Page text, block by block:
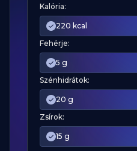
Kalória:
220 kcal
Fehérje:
5 g
Szénhidrátok:
20 g
Zsírok:
15 g